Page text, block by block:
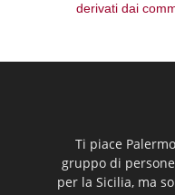
derivati dai
Ti piace
gruppo di
per la Sicilia, ma